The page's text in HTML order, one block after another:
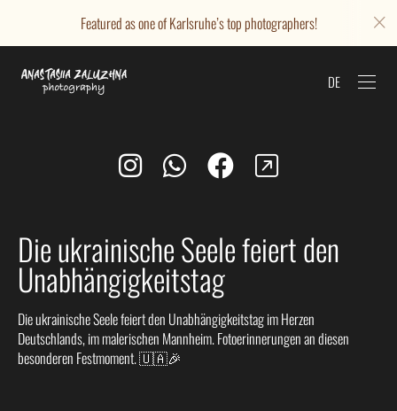
Featured as one of Karlsruhe’s top photographers!
DE
Die ukrainische Seele feiert den
Unabhängigkeitstag
Die ukrainische Seele feiert den Unabhängigkeitstag im Herzen
Deutschlands, im malerischen Mannheim. Fotoerinnerungen an diesen
besonderen Festmoment. 🇺🇦🎉